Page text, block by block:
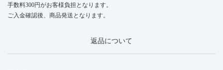
手数料300円がお客様負担となります。
ご入金確認後、商品発送となります。
返品について